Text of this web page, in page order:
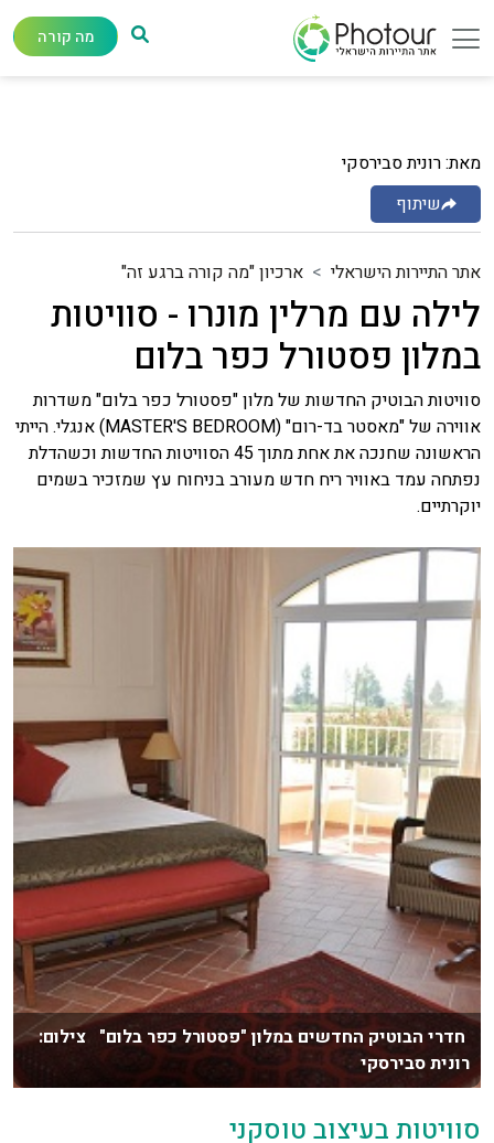
מה קורה
מאת: רונית סבירסקי
שיתוף
אתר התיירות הישראלי ארכיון "מה קורה ברגע זה"
לילה עם מרלין מונרו - סוויטות
במלון פסטורל כפר בלום
סוויטות הבוטיק החדשות של מלון "פסטורל כפר בלום" משדרות
אווירה של "מאסטר בד-רום" (MASTER'S BEDROOM) אנגלי. הייתי
הראשונה שחנכה את אחת מתוך 45 הסוויטות החדשות וכשהדלת
נפתחה עמד באוויר ריח חדש מעורב בניחוח עץ שמזכיר בשמים
יוקרתיים.
חדרי הבוטיק החדשים במלון "פסטורל כפר בלום" צילום:
רונית סבירסקי
סוויטות בעיצוב טוסקני